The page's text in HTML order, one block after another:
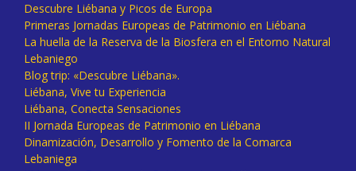
Descubre Liébana y Picos de Europa
Primeras Jornadas Europeas de Patrimonio en Liébana
La huella de la Reserva de la Biosfera en el Entorno Natural
Lebaniego
Blog trip: «Descubre Liébana».
Liébana, Vive tu Experiencia
Liébana, Conecta Sensaciones
II Jornada Europeas de Patrimonio en Liébana
Dinamización, Desarrollo y Fomento de la Comarca
Lebaniega